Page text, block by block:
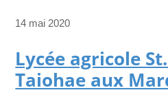
14 mai 2020
Lycée agricole
Taiohae aux